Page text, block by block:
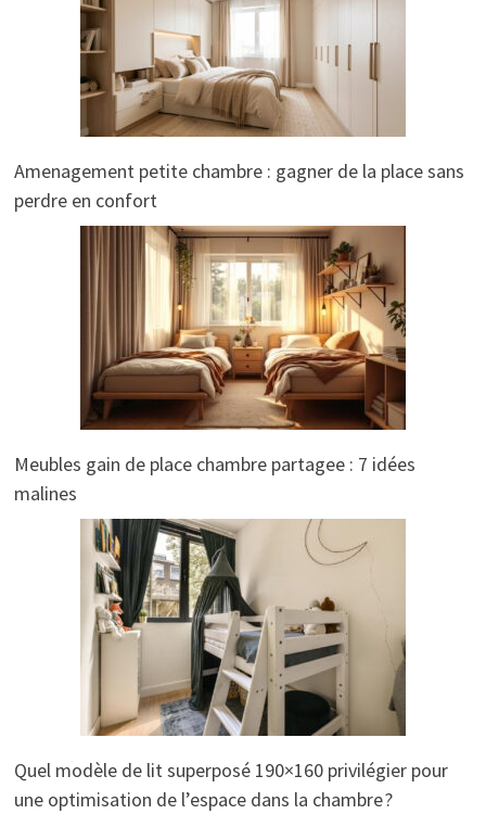
Amenagement petite chambre : gagner de la place sans
perdre en confort
Meubles gain de place chambre partagee : 7 idées
malines
Quel modèle de lit superposé 190×160 privilégier pour
une optimisation de l’espace dans la chambre ?